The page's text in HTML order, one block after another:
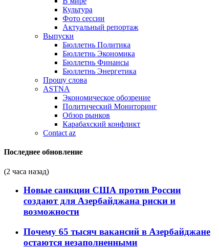
Культура
Фото сессии
Актуальный репортаж
Выпуски
Бюллетнь Политика
Бюллетнь Экономика
Бюллетнь Финансы
Бюллетнь Энергетика
Прошу слова
ASTNA
Экономическое обозрение
Политический Мониторинг
Обзор рынков
Карабахский конфликт
Contact az
Последнее обновление
(2 часа назад)
Новые санкции США против России
создают для Азербайджана риски и
возможности
Почему 65 тысяч вакансий в Азербайджане
остаются незаполненными